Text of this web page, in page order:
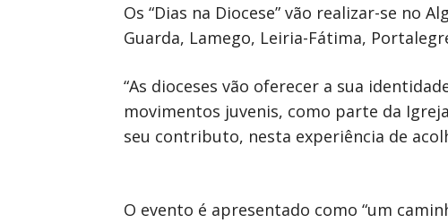
Os “Dias na Diocese” vão realizar-se no
Guarda, Lamego, Leiria-Fátima,
“As dioceses vão oferecer a sua
movimentos juvenis, como parte da
seu contributo, nesta experiência de
O evento é apresentado como “um